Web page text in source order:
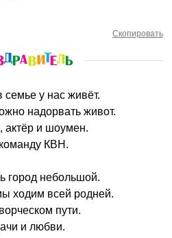
Скопировать
семье у нас живёт.
надорвать живот.
актёр и шоумен.
КВН.
город небольшой.
ходим всей родней.
пути.
и любви.